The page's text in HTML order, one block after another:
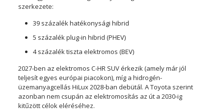
szerkezete:
39 százalék hatékonysági hibrid
5 százalék plug-in hibrid (PHEV)
4 százalék tiszta elektromos (BEV)
2027-ben az elektromos C-HR SUV érkezik (amely már jól
teljesít egyes európai piacokon), míg a hidrogén-
üzemanyagcellás HiLux 2028-ban debütál. A Toyota szerint
azonban nem csupán az elektromosítás az út a 2030-ig
kitűzött célok eléréséhez.